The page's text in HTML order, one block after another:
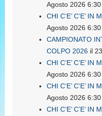
Agosto 2026 6:30
CHI C’E’ C’E’ IN
Agosto 2026 6:30
CAMPIONATO
COLPO 2026 il
CHI C’E’ C’E’ IN
Agosto 2026 6:30
CHI C’E’ C’E’ IN
Agosto 2026 6:30
CHI C’E’ C’E’ IN